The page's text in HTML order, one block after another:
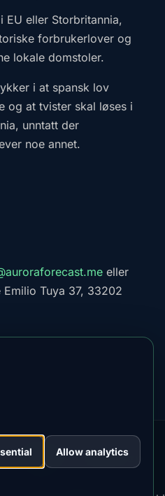
EU eller Storbritannia,
forbrukerlover og
lokale domstoler.
i at spansk lov
og at tvister skal løses i
unntatt der
noe annet.
eller
Tuya 37, 33202
·
Lightning
Tracker
·TanPilot·Benzio
Allow analytics